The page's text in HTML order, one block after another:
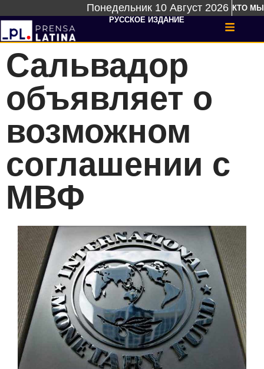
Понедельник 10 Август 2026 КТО МЫ
РУССКОЕ ИЗДАНИЕ
Сальвадор
объявляет о
возможном
соглашении с
МВФ